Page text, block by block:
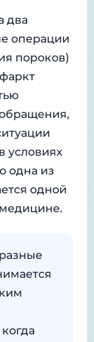
два
операции
пороков)
условиях
одна из
одной